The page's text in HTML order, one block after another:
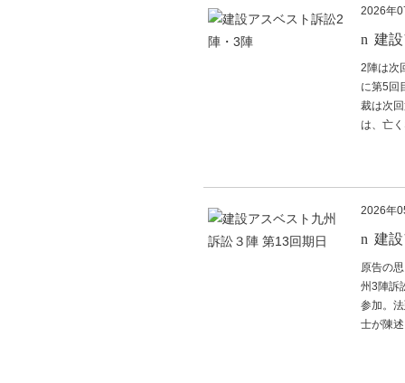
2026年
建
2陣は次
に第5回
裁は次
は、亡
2026年
建
原告の
州3陣訴
参加。
士が陳